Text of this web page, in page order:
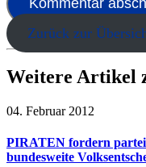
Zurück zur
Weitere Artikel
04. Februar 2012
PIRATEN fordern
bundesweite